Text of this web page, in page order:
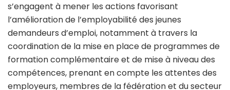
s’engagent à mener les actions favorisant
l’amélioration de l’employabilité des jeunes
demandeurs d’emploi, notamment à travers la
coordination de la mise en place de programmes de
formation complémentaire et de mise à niveau des
compétences, prenant en compte les attentes des
employeurs, membres de la fédération et du secteur